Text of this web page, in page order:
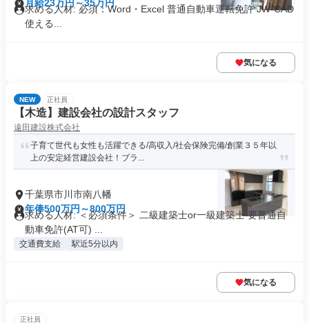
月給23万円～35万円
求める人材: 必須：Word・Excel 普通自動車運転免許 JW-CAD
使える...
気になる
NEW 正社員
【木造】建設会社の設計スタッフ
遠田建設株式会社
子育て世代も女性も活躍できる/高収入/社会保険完備/創業３５年以
上の安定経営建設会社！ブラ...
千葉県市川市南八幡
年俸500万円～800万円
求める人材: ＜必須条件＞ 二級建築士or一級建築士 要普通自
動車免許(AT可) ...
交通費支給 駅近5分以内
気になる
正社員